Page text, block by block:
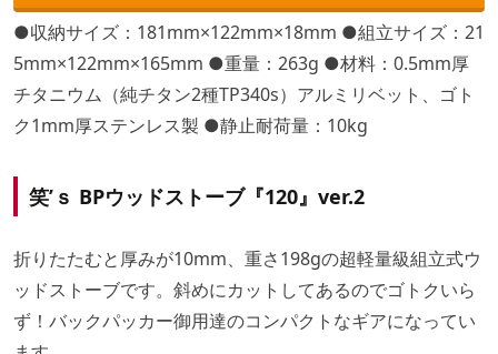
●収納サイズ：181mm×122mm×18mm ●組立サイズ：21
5mm×122mm×165mm ●重量：263g ●材料：0.5mm厚
チタニウム（純チタン2種TP340s）アルミリベット、ゴト
ク1mm厚ステンレス製 ●静止耐荷量：10kg
笑’ｓ BPウッドストーブ『120』ver.2
折りたたむと厚みが10mm、重さ198gの超軽量級組立式ウ
ッドストーブです。斜めにカットしてあるのでゴトクいら
ず！バックパッカー御用達のコンパクトなギアになってい